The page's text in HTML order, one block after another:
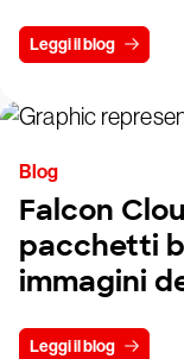
Leggi il blog
Blog
Falcon
pacchetti
immagini
Leggi il blog